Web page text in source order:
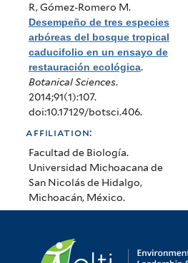
R, Gómez-Romero M.
Desempeño de tres especies
arbóreas del bosque tropical
caducifolio en un ensayo de
restauración ecológica.
Botanical Sciences.
2014;91(1):107.
doi:10.17129/botsci.406.
affiliation:
Facultad de Biología.
Universidad Michoacana de
San Nicolás de Hidalgo,
Michoacán, México.